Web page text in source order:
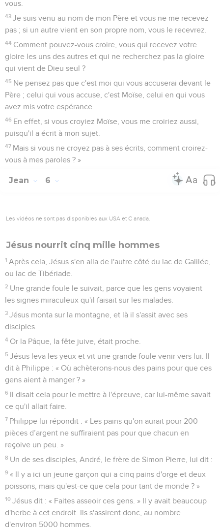
vous.
43 Je suis venu au nom de mon Père et vous ne me recevez
pas ; si un autre vient en son propre nom, vous le recevrez.
44 Comment pouvez-vous croire, vous qui recevez votre
gloire les uns des autres et qui ne recherchez pas la gloire
qui vient de Dieu seul ?
45 Ne pensez pas que c'est moi qui vous accuserai devant le
Père ; celui qui vous accuse, c'est Moïse, celui en qui vous
avez mis votre espérance.
46 En effet, si vous croyiez Moïse, vous me croiriez aussi,
puisqu'il a écrit à mon sujet.
47 Mais si vous ne croyez pas à ses écrits, comment croirez-
vous à mes paroles ? »
Jean 6
Les vidéos ne sont pas disponibles aux USA et C anada.
Jésus nourrit cinq mille hommes
1 Après cela, Jésus s'en alla de l'autre côté du lac de Galilée,
ou lac de Tibériade.
2 Une grande foule le suivait, parce que les gens voyaient
les signes miraculeux qu'il faisait sur les malades.
3 Jésus monta sur la montagne, et là il s'assit avec ses
disciples.
4 Or la Pâque, la fête juive, était proche.
5 Jésus leva les yeux et vit une grande foule venir vers lui. Il
dit à Philippe : « Où achèterons-nous des pains pour que ces
gens aient à manger ? »
6 Il disait cela pour le mettre à l'épreuve, car lui-même savait
ce qu'il allait faire.
7 Philippe lui répondit : « Les pains qu'on aurait pour 200
pièces d’argent ne suffiraient pas pour que chacun en
reçoive un peu. »
8 Un de ses disciples, André, le frère de Simon Pierre, lui dit :
9 « Il y a ici un jeune garçon qui a cinq pains d'orge et deux
poissons, mais qu'est-ce que cela pour tant de monde ? »
10 Jésus dit : « Faites asseoir ces gens. » Il y avait beaucoup
d'herbe à cet endroit. Ils s'assirent donc, au nombre
d'environ 5000 hommes.